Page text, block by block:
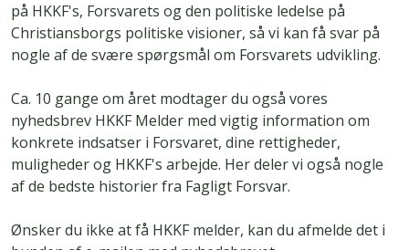
på HKKF's, Forsvarets og den politiske ledelse på
Christiansborgs politiske visioner, så vi kan få svar på
nogle af de svære spørgsmål om Forsvarets udvikling.
Ca. 10 gange om året modtager du også vores
nyhedsbrev HKKF Melder med vigtig information om
konkrete indsatser i Forsvaret, dine rettigheder,
muligheder og HKKF's arbejde. Her deler vi også nogle
af de bedste historier fra Fagligt Forsvar.
Ønsker du ikke at få HKKF melder, kan du afmelde det i